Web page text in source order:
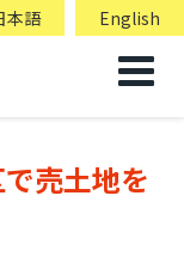
本語 English
売土地を